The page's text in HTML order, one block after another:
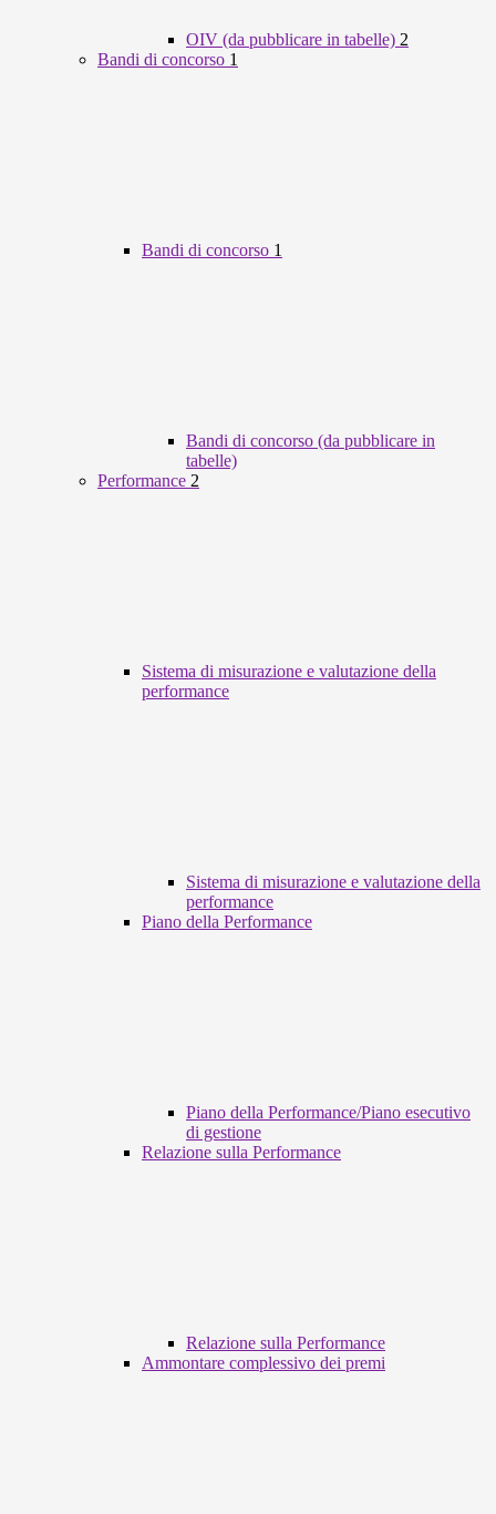
OIV (da pubblicare in tabelle) 2
Bandi di concorso 1
Bandi di concorso 1
Bandi di concorso (da pubblicare in
tabelle)
Performance 2
Sistema di misurazione e valutazione della
performance
Sistema di misurazione e valutazione della
performance
Piano della Performance
Piano della Performance/Piano esecutivo
di gestione
Relazione sulla Performance
Relazione sulla Performance
Ammontare complessivo dei premi